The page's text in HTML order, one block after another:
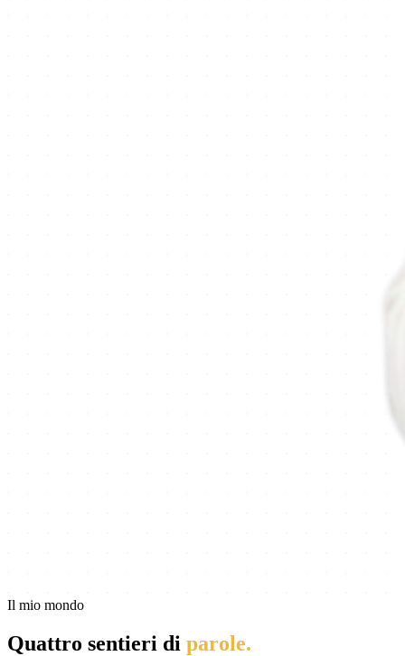
Il mio mondo
Quattro sentieri di parole.